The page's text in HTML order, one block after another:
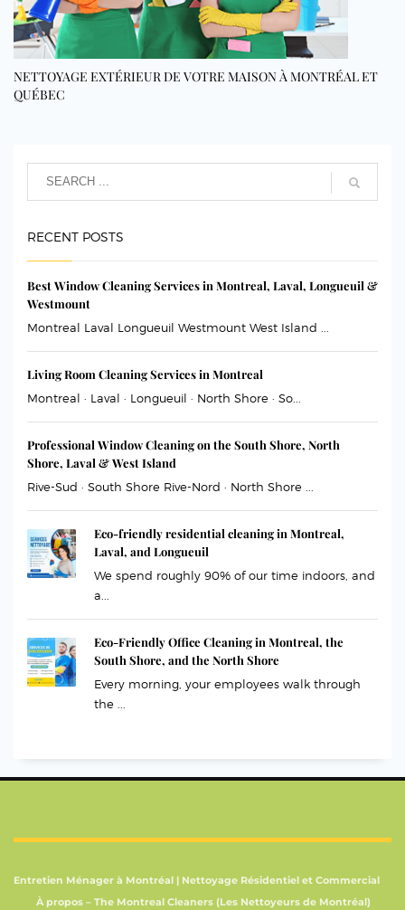
NETTOYAGE EXTÉRIEUR DE VOTRE MAISON À MONTRÉAL ET
QUÉBEC
RECENT POSTS
Best Window Cleaning Services in Montreal, Laval, Longueuil &
Westmount
Montreal Laval Longueuil Westmount West Island ...
Living Room Cleaning Services in Montreal
Montreal · Laval · Longueuil · North Shore · So...
Professional Window Cleaning on the South Shore, North
Shore, Laval & West Island
Rive-Sud · South Shore Rive-Nord · North Shore ...
Eco-friendly residential cleaning in Montreal,
Laval, and Longueuil
We spend roughly 90% of our time indoors, and
a...
Eco-Friendly Office Cleaning in Montreal, the
South Shore, and the North Shore
Every morning, your employees walk through
the ...
Entretien Ménager à Montréal | Nettoyage Résidentiel et Commercial
À propos – The Montreal Cleaners (Les Nettoyeurs de Montréal)